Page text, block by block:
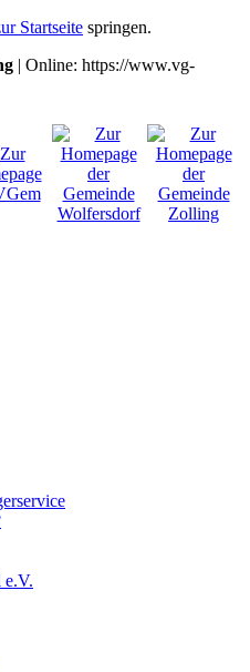
Startseite springen.
| Online: https://www.vg-
e.V.